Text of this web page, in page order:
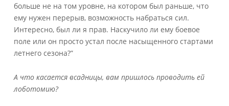
больше не на том уровне, на котором был раньше, что
ему нужен перерыв, возможность набраться сил.
Интересно, был ли я прав. Наскучило ли ему боевое
поле или он просто устал после насыщенного стартами
летнего сезона?”
А что касается всадницы, вам пришлось проводить ей
лоботомию?